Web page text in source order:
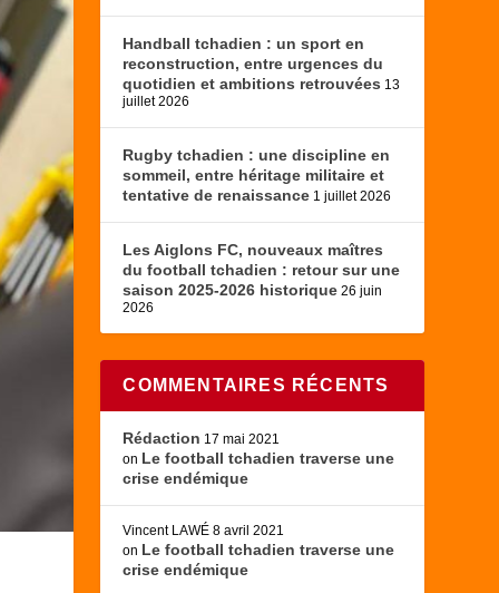
Handball tchadien : un sport en
reconstruction, entre urgences du
quotidien et ambitions retrouvées 13
juillet 2026
Rugby tchadien : une discipline en
sommeil, entre héritage militaire et
tentative de renaissance 1 juillet 2026
Les Aiglons FC, nouveaux maîtres
du football tchadien : retour sur une
saison 2025-2026 historique 26 juin
2026
COMMENTAIRES RÉCENTS
Rédaction 17 mai 2021
on Le football tchadien traverse une
crise endémique
Vincent LAWÉ 8 avril 2021
on Le football tchadien traverse une
crise endémique